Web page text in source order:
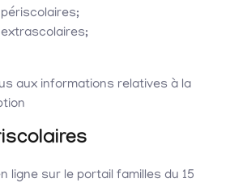
aux informations relatives à la
ligne sur le portail familles du 15